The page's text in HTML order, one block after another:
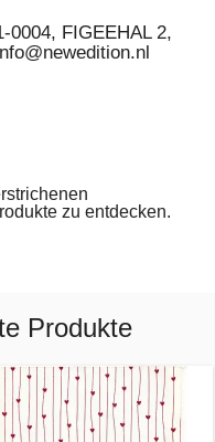
0004, FIGEEHAL 2,
zu entdecken.
Produkte